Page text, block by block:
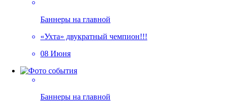
Баннеры на главной
«Ухта» двукратный чемпион!!!
08 Июня
Баннеры на главной